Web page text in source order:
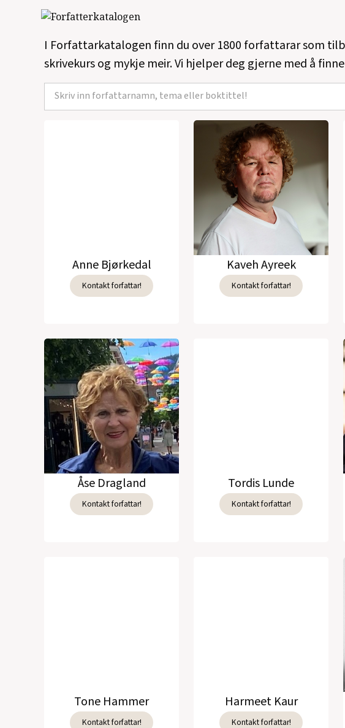
I Forfattarkatalogen finn du over 1800 forfattarar som
skrivekurs og mykje meir. Vi hjelper deg gjerne med å
Anne Bjørkedal
Kontakt forfattar!
Kaveh Ayreek
Kontakt forfattar!
Åse Dragland
Kontakt forfattar!
Tordis Lunde
Kontakt forfattar!
Tone Hammer
Kontakt forfattar!
Harmeet Kaur
Kontakt forfattar!